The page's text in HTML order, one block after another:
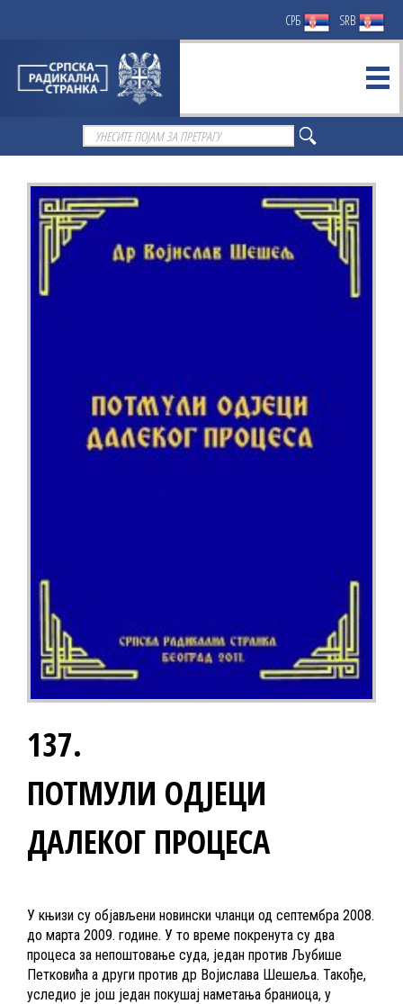
СРБ SRB
137.
ПОТМУЛИ ОДЈЕЦИ
ДАЛЕКОГ ПРОЦЕСА
У књизи су објављени новински чланци од септембра 2008.
до марта 2009. године. У то време покренута су два
процеса за непоштовање суда, један против Љубише
Петковића а други против др Војислава Шешеља. Такође,
уследио је још један покушај наметања браниоца, у